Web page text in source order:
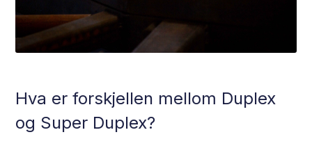
Hva er forskjellen mellom Duplex
og Super Duplex?